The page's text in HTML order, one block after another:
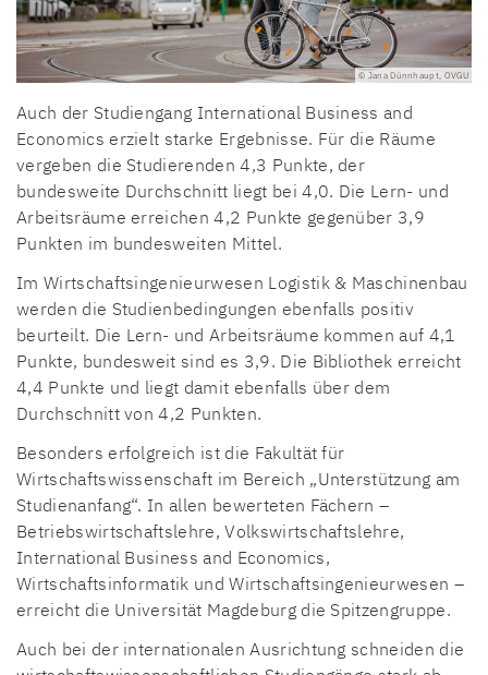
© Jana Dünnhaupt, OVGU
Auch der Studiengang International Business and
Economics erzielt starke Ergebnisse. Für die Räume
vergeben die Studierenden 4,3 Punkte, der
bundesweite Durchschnitt liegt bei 4,0. Die Lern- und
Arbeitsräume erreichen 4,2 Punkte gegenüber 3,9
Punkten im bundesweiten Mittel.
Im Wirtschaftsingenieurwesen Logistik & Maschinenbau
werden die Studienbedingungen ebenfalls positiv
beurteilt. Die Lern- und Arbeitsräume kommen auf 4,1
Punkte, bundesweit sind es 3,9. Die Bibliothek erreicht
4,4 Punkte und liegt damit ebenfalls über dem
Durchschnitt von 4,2 Punkten.
Besonders erfolgreich ist die Fakultät für
Wirtschaftswissenschaft im Bereich „Unterstützung am
Studienanfang“. In allen bewerteten Fächern –
Betriebswirtschaftslehre, Volkswirtschaftslehre,
International Business and Economics,
Wirtschaftsinformatik und Wirtschaftsingenieurwesen –
erreicht die Universität Magdeburg die Spitzengruppe.
Auch bei der internationalen Ausrichtung schneiden die